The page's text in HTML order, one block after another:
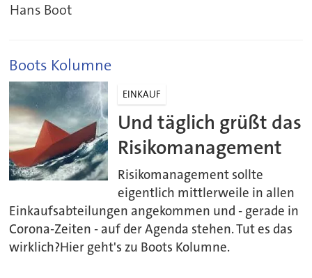
Hans Boot
Boots Kolumne
EINKAUF
Und täglich grüßt das
Risikomanagement
Risikomanagement sollte
eigentlich mittlerweile in allen
Einkaufsabteilungen angekommen und - gerade in
Corona-Zeiten - auf der Agenda stehen. Tut es das
wirklich?Hier geht's zu Boots Kolumne.